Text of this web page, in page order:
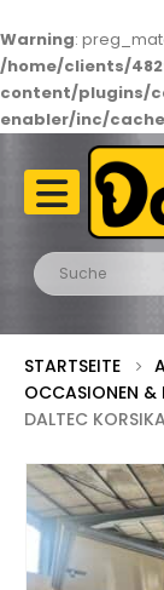
Warning:
/home/clients/
content/plugins/
enabler/inc/
STARTSEITE
OCCASIONEN &
DALTEC